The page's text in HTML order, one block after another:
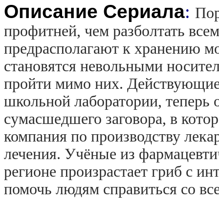
Описание Сериала:
профитней, чем разболтать
предрасполагают к хранению
становятся невольными
пройти мимо них. Действующие
школьной лаборатории, теперь
сумасшедшего заговора, в
компания по производству
лечения. Учёные из
регионе произрастает гриб с
помочь людям справиться со